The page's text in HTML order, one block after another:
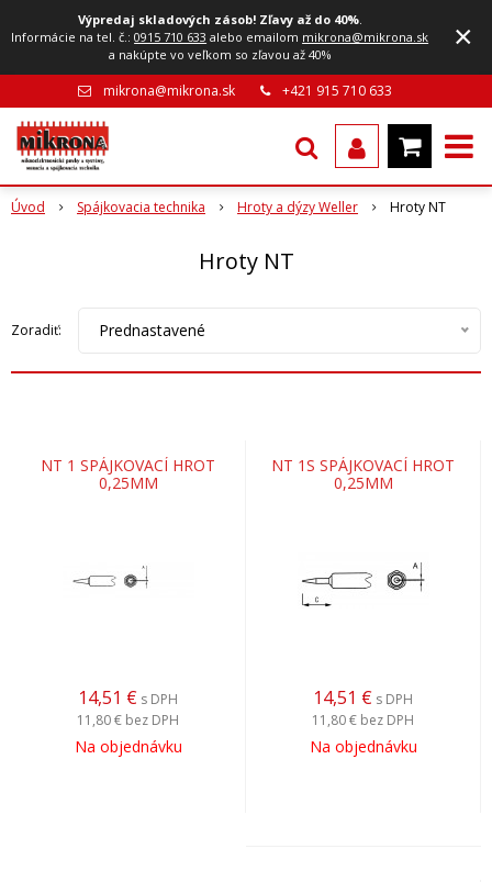
Výpredaj skladových zásob! Zľavy až do 40%.
Informácie na tel. č.:0915 710 633 alebo emailom mikrona@mikrona.sk
a nakúpte vo veľkom so zľavou až 40%
×
mikrona@mikrona.sk +421 915 710 633
Úvod Spájkovacia technika Hroty a dýzy Weller Hroty NT
Hroty NT
Zoradiť: Prednastavené
NT 1 SPÁJKOVACÍ HROT
0,25MM
14,51 € s DPH
11,80 € bez DPH
Na objednávku
NT 1S SPÁJKOVACÍ HROT
0,25MM
14,51 € s DPH
11,80 € bez DPH
Na objednávku